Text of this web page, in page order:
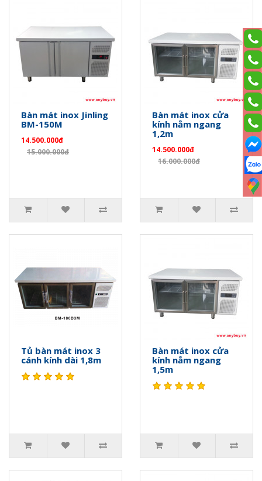
Bàn mát inox Jinling
BM-150M
14.500.000đ
15.000.000đ
Bàn mát inox cửa
kính nằm ngang
1,2m
14.500.000đ
16.000.000đ
Tủ bàn mát inox 3
cánh kính dài 1,8m
Bàn mát inox cửa
kính nằm ngang
1,5m